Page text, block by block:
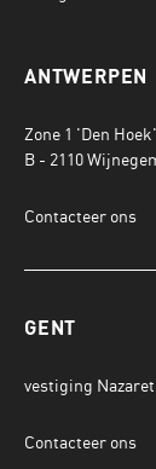
ANTWERPEN
Zone 1 'Den
B - 2110
Contacteer ons
GENT
vestiging
Contacteer ons